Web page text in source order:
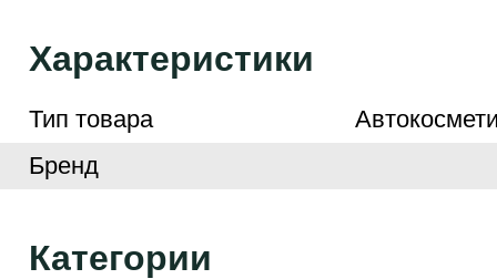
Характеристики
Тип товара
Бренд
Категории